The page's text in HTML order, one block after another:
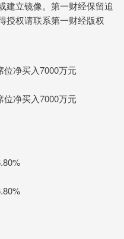
建立镜像。第一财经保留追
授权请联系第一财经版权
位净买入7000万元
位净买入7000万元